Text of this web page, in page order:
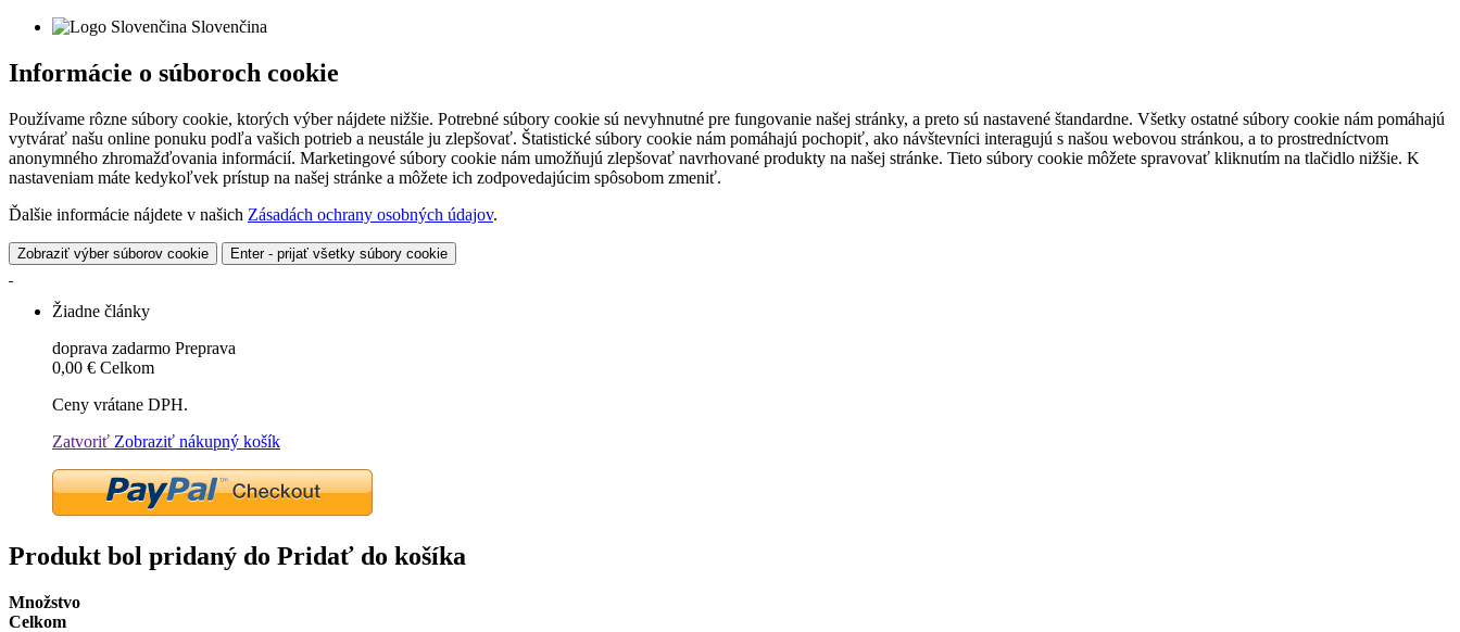
Slovenčina
Informácie o súboroch cookie
Používame rôzne súbory cookie, ktorých výber nájdete nižšie. Potrebné súbory cookie sú nevyhnutné pre fungovanie našej stránky, a preto sú nastavené štandardne. Všetky ostatné súbory cookie nám pomáhajú
vytvárať našu online ponuku podľa vašich potrieb a neustále ju zlepšovať. Štatistické súbory cookie nám pomáhajú pochopiť, ako návštevníci interagujú s našou webovou stránkou, a to prostredníctvom
anonymného zhromažďovania informácií. Marketingové súbory cookie nám umožňujú zlepšovať navrhované produkty na našej stránke. Tieto súbory cookie môžete spravovať kliknutím na tlačidlo nižšie. K
nastaveniam máte kedykoľvek prístup na našej stránke a môžete ich zodpovedajúcim spôsobom zmeniť.
Ďalšie informácie nájdete v našich Zásadách ochrany osobných údajov.
Zobraziť výber súborov cookie Enter - prijať všetky súbory cookie
Žiadne články
doprava zadarmo Preprava
0,00 € Celkom
Ceny vrátane DPH.
Zatvoriť Zobraziť nákupný košík
Produkt bol pridaný do Pridať do košíka
Množstvo
Celkom